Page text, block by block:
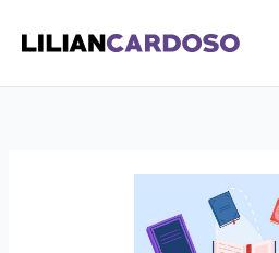
para
conteúdo